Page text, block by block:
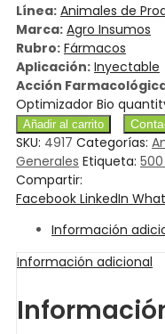
Línea: Animales de
Marca: Agro Insumos
Rubro: Fármacos
Aplicación: Inyectable
Acción
Optimizador Bio
Añadir al carrito
SKU: 4917 Categorías:
Generales Etiqueta:
Compartir:
Facebook LinkedIn
Información
Información adicional